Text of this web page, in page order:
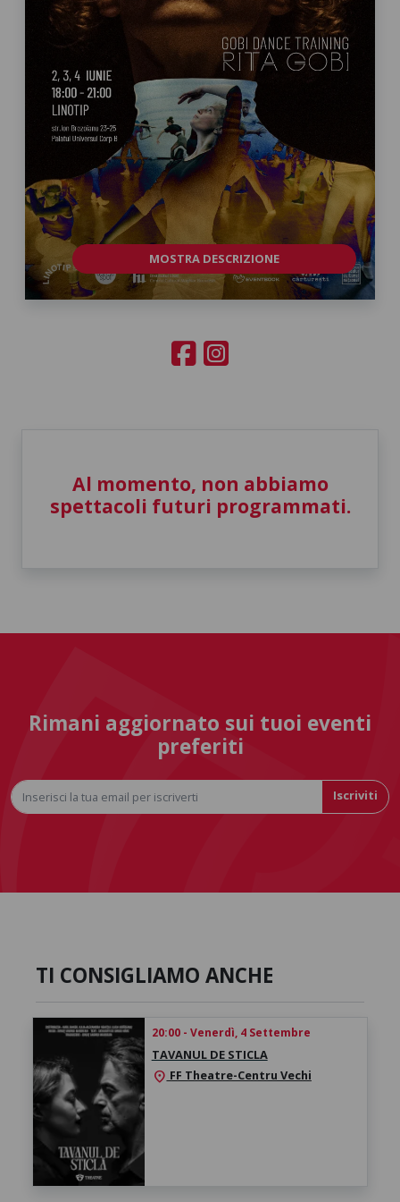
MOSTRA DESCRIZIONE
Al momento, non abbiamo
spettacoli futuri programmati.
Rimani aggiornato sui tuoi eventi
preferiti
Iscriviti
TI CONSIGLIAMO ANCHE
20:00 - Venerdì, 4 Settembre
TAVANUL DE STICLA
location_on FF Theatre-Centru Vechi